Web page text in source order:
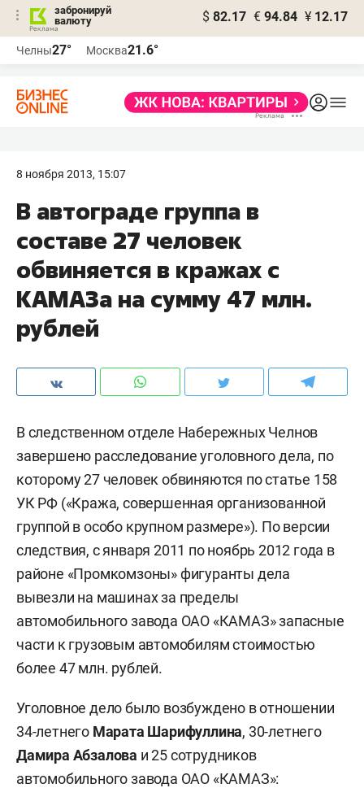
забронируй
валюту
$ 82.17 € 94.84 ¥ 12.17
Челны27° Москва21.6°
8 ноября 2013, 15:07
В автограде группа в
составе 27 человек
обвиняется в кражах с
КАМАЗа на сумму 47 млн.
рублей
В следственном отделе Набережных Челнов
завершено расследование уголовного дела, по
которому 27 человек обвиняются по статье 158
УК РФ («Кража, совершенная организованной
группой в особо крупном размере»). По версии
следствия, с января 2011 по ноябрь 2012 года в
районе «Промкомзоны» фигуранты дела
вывезли на машинах за пределы
автомобильного завода ОАО «КАМАЗ» запасные
части к грузовым автомобилям стоимостью
более 47 млн. рублей.
Уголовное дело было возбуждено в отношении
34-летнего Марата Шарифуллина, 30-летнего
Дамира Абзалова и 25 сотрудников
автомобильного завода ОАО «КАМАЗ»: